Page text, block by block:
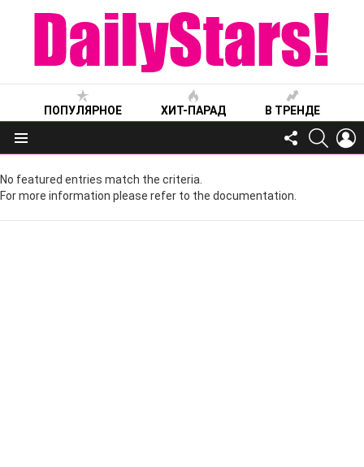
ПОПУЛЯРНОЕ ХИТ-ПАРАД В ТРЕНДЕ
Меню
FOLLOW
US
No featured entries match the criteria.
For more information please refer to the documentation.